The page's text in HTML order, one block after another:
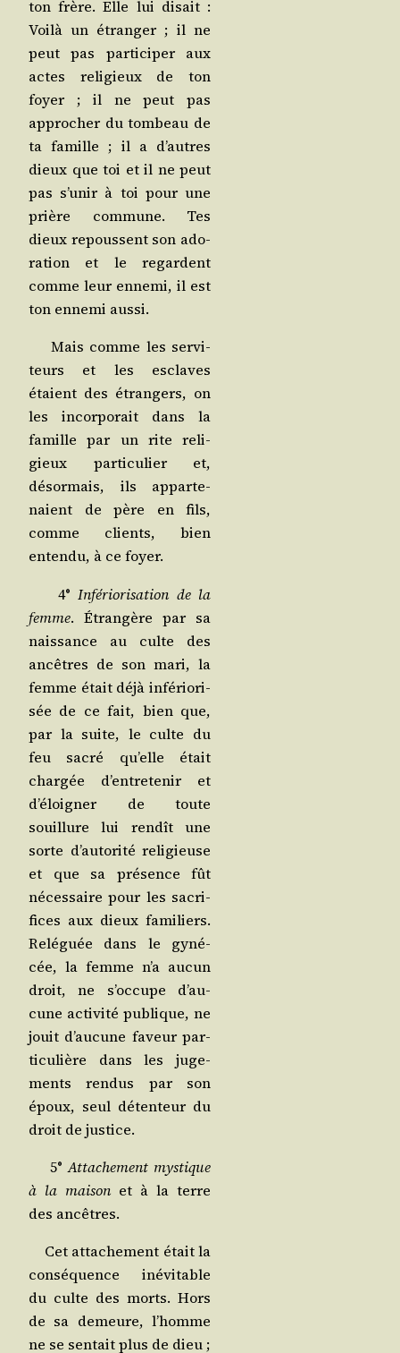
ton frère. Elle lui disait :
Voi­là un étran­ger ; il ne
peut pas par­ti­ci­per aux
actes reli­gieux de ton
foyer ; il ne peut pas
appro­cher du tom­beau de
ta famille ; il a d’autres
dieux que toi et il ne peut
pas s’u­nir à toi pour une
prière com­mune. Tes
dieux repoussent son ado­
ra­tion et le regardent
comme leur enne­mi, il est
ton enne­mi aussi.
Mais comme les ser­vi­
teurs et les esclaves
étaient des étran­gers, on
les incor­po­rait dans la
famille par un rite reli­
gieux par­ti­cu­lier et,
désor­mais, ils appar­te­
naient de père en fils,
comme clients, bien
enten­du, à ce foyer.
4°Infé­rio­ri­sa­tion de la
femme. Étran­gère par sa
nais­sance au culte des
ancêtres de son mari, la
femme était déjà infé­rio­ri­
sée de ce fait, bien que,
par la suite, le culte du
feu sacré qu’elle était
char­gée d’en­tre­te­nir et
d’é­loi­gner de toute
souillure lui ren­dît une
sorte d’au­to­ri­té reli­gieuse
et que sa pré­sence fût
néces­saire pour les sacri­
fices aux dieux fami­liers.
Relé­guée dans le gyné­
cée, la femme n’a aucun
droit, ne s’oc­cupe d’au­
cune acti­vi­té publique, ne
jouit d’au­cune faveur par­
ti­cu­lière dans les juge­
ments ren­dus par son
époux, seul déten­teur du
droit de justice.
5°Atta­che­ment mys­tique
à la mai­son et à la terre
des ancêtres.
Cet atta­che­ment était la
consé­quence inévi­table
du culte des morts. Hors
de sa demeure, l’homme
ne se sen­tait plus de dieu ;